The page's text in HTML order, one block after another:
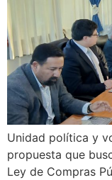
Unidad política y
propuesta que
Ley de Compras